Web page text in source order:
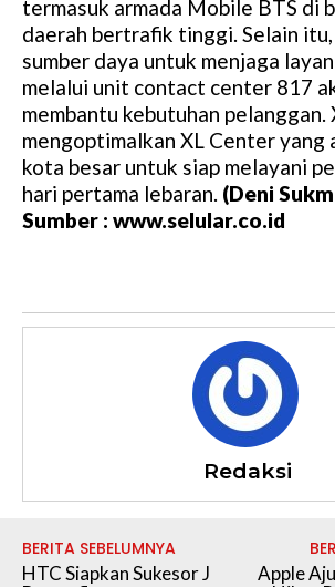
termasuk armada Mobile BTS di
daerah bertrafik tinggi. Selain itu,
sumber daya untuk menjaga
melalui unit contact center 817
membantu kebutuhan pelanggan.
mengoptimalkan XL Center yang
kota besar untuk siap melayani
hari pertama lebaran. (Deni
Sumber : www.selular.co.id
Redaksi
BERITA SEBELUMNYA
HTC Siapkan Sukesor J
Apple